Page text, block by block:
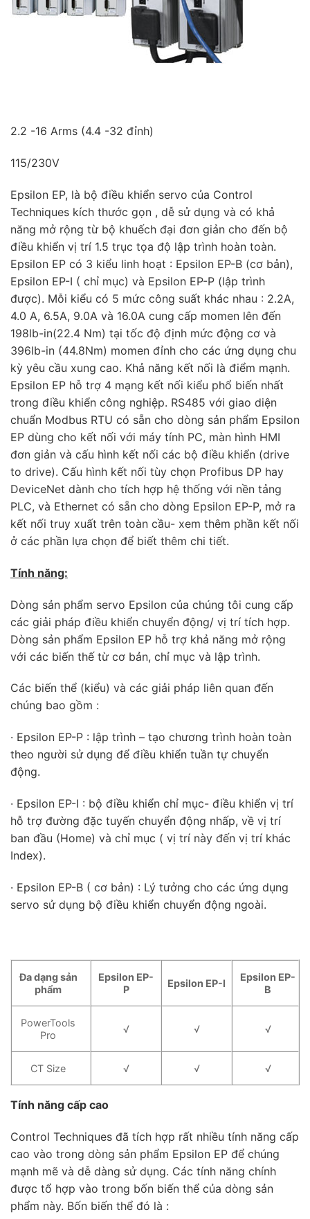
2.2 -16 Arms (4.4 -32 đỉnh)
115/230V
Epsilon EP, là bộ điều khiển servo của Control
Techniques kích thước gọn , dễ sử dụng và có khả
năng mở rộng từ bộ khuếch đại đơn giản cho đến bộ
điều khiển vị trí 1.5 trục tọa độ lập trình hoàn toàn.
Epsilon EP có 3 kiểu linh hoạt : Epsilon EP-B (cơ bản),
Epsilon EP-I ( chỉ mục) và Epsilon EP-P (lập trình
được). Mỗi kiểu có 5 mức công suất khác nhau : 2.2A,
4.0 A, 6.5A, 9.0A và 16.0A cung cấp momen lên đến
198lb-in(22.4 Nm) tại tốc độ định mức động cơ và
396lb-in (44.8Nm) momen đỉnh cho các ứng dụng chu
kỳ yêu cầu xung cao. Khả năng kết nối là điểm mạnh.
Epsilon EP hỗ trợ 4 mạng kết nối kiểu phổ biến nhất
trong điều khiển công nghiệp. RS485 với giao diện
chuẩn Modbus RTU có sẵn cho dòng sản phẩm Epsilon
EP dùng cho kết nối với máy tính PC, màn hình HMI
đơn giản và cấu hình kết nối các bộ điều khiển (drive
to drive). Cấu hình kết nối tùy chọn Profibus DP hay
DeviceNet dành cho tích hợp hệ thống với nền tảng
PLC, và Ethernet có sẵn cho dòng Epsilon EP-P, mở ra
kết nối truy xuất trên toàn cầu- xem thêm phần kết nối
ở các phần lựa chọn để biết thêm chi tiết.
Tính năng:
Dòng sản phẩm servo Epsilon của chúng tôi cung cấp
các giải pháp điều khiển chuyển động/ vị trí tích hợp.
Dòng sản phẩm Epsilon EP hỗ trợ khả năng mở rộng
với các biến thế từ cơ bản, chỉ mục và lập trình.
Các biến thể (kiểu) và các giải pháp liên quan đến
chúng bao gồm :
· Epsilon EP-P : lập trình – tạo chương trình hoàn toàn
theo người sử dụng để điều khiển tuần tự chuyển
động.
· Epsilon EP-I : bộ điều khiển chỉ mục- điều khiển vị trí
hỗ trợ đường đặc tuyến chuyển động nhấp, về vị trí
ban đầu (Home) và chỉ mục ( vị trí này đến vị trí khác
Index).
· Epsilon EP-B ( cơ bản) : Lý tưởng cho các ứng dụng
servo sử dụng bộ điều khiển chuyển động ngoài.
Đa dạng sản
phẩm
Epsilon EP-
P
Epsilon EP-I
Epsilon EP-
B
PowerTools
Pro
√ √ √
CT Size √ √ √
Tính năng cấp cao
Control Techniques đã tích hợp rất nhiều tính năng cấp
cao vào trong dòng sản phẩm Epsilon EP để chúng
mạnh mẽ và dễ dàng sử dụng. Các tính năng chính
được tổ hợp vào trong bốn biến thể của dòng sản
phẩm này. Bốn biến thể đó là :